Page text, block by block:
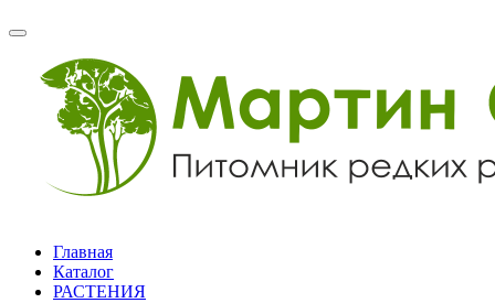
Главная
Каталог
РАСТЕНИЯ